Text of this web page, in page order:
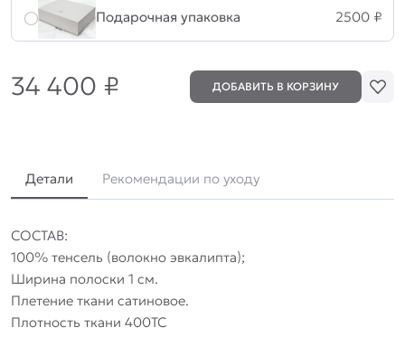
Подарочная упаковка 2500 ₽
34 400 ₽ ДОБАВИТЬ В КОРЗИНУ
Детали Рекомендации по уходу
СОСТАВ:
100% тенсель (волокно эвкалипта);
Ширина полоски 1 см.
Плетение ткани сатиновое.
Плотность ткани 400TC